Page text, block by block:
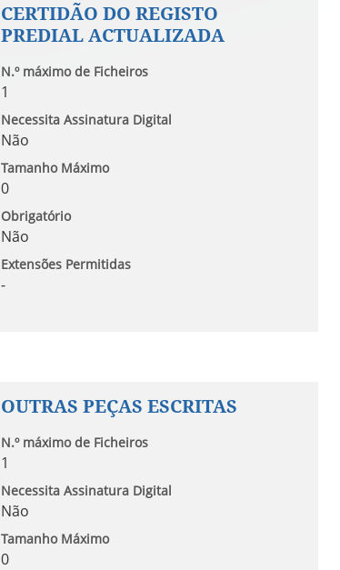
CERTIDÃO DO REGISTO
PREDIAL ACTUALIZADA
N.º máximo de Ficheiros
1
Necessita Assinatura Digital
Não
Tamanho Máximo
0
Obrigatório
Não
Extensões Permitidas
-
OUTRAS PEÇAS ESCRITAS
N.º máximo de Ficheiros
1
Necessita Assinatura Digital
Não
Tamanho Máximo
0